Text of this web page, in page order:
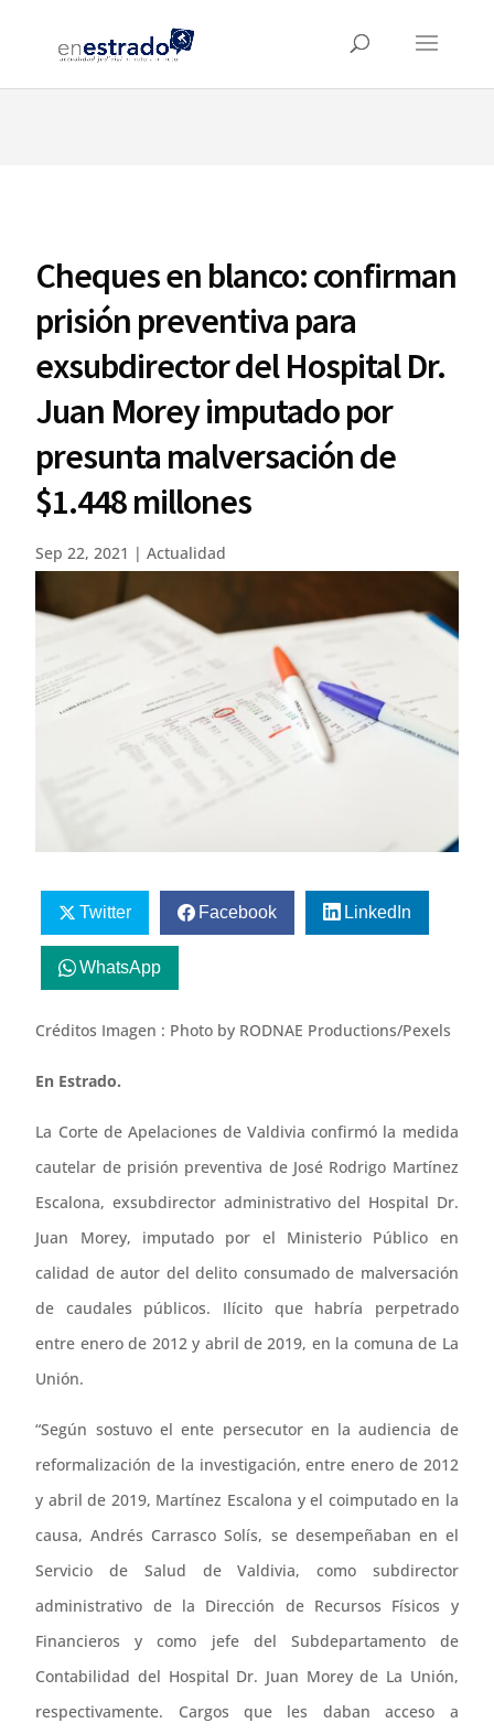
⚠️ Hosting plan for this site has expired.
avoid service disruption.
Cheques en blanco: confirman
prisión preventiva para
exsubdirector del Hospital Dr.
Juan Morey imputado por
presunta malversación de
$1.448 millones
Sep 22, 2021 |Actualidad
Twitter Facebook LinkedIn
WhatsApp
Créditos Imagen : Photo by RODNAE Productions/Pexels
En Estrado.
La Corte de Apelaciones de Valdivia confirmó la medida
cautelar de prisión preventiva de José Rodrigo Martínez
Escalona, exsubdirector administrativo del Hospital Dr.
Juan Morey, imputado por el Ministerio Público en
calidad de autor del delito consumado de malversación
de caudales públicos. Ilícito que habría perpetrado
entre enero de 2012 y abril de 2019, en la comuna de La
Unión.
“Según sostuvo el ente persecutor en la audiencia de
reformalización de la investigación, entre enero de 2012
y abril de 2019, Martínez Escalona y el coimputado en la
causa, Andrés Carrasco Solís, se desempeñaban en el
Servicio de Salud de Valdivia, como subdirector
administrativo de la Dirección de Recursos Físicos y
Financieros y como jefe del Subdepartamento de
Contabilidad del Hospital Dr. Juan Morey de La Unión,
respectivamente. Cargos que les daban acceso a